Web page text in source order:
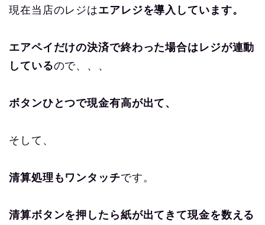
現在当店のレジはエアレジを導入しています。
エアペイだけの決済で終わった場合はレジが連動
しているので、、、
ボタンひとつで現金有高が出て、
そして、
清算処理もワンタッチです。
清算ボタンを押したら紙が出てきて現金を数える